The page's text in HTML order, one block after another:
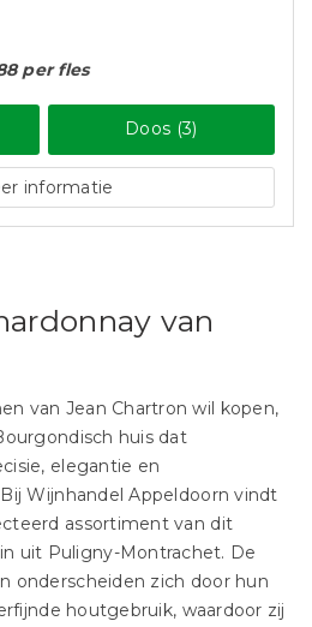
per fles
Doos (3)
informatie
van
van Jean Chartron wil kopen,
huis dat
elegantie en
Wijnhandel Appeldoorn vindt
assortiment van dit
uit Puligny-Montrachet. De
onderscheiden zich door hun
houtgebruik, waardoor zij